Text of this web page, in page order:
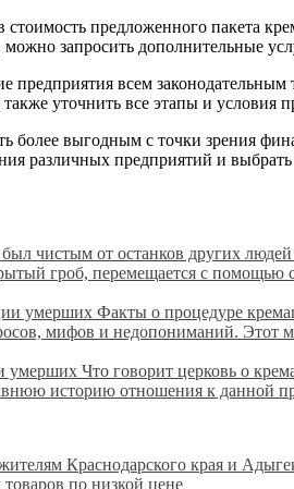
стоимость предложенного пакета
запросить дополнительные
предприятия всем
уточнить все этапы и
более выгодным с точки зрения
различных предприятий и
чистым от останков других людей
гроб, перемещается с помощью
умерших Факты о процедуре
мифов и недопониманий. Этот
умерших Что говорит церковь о
историю отношения к данной
Краснодарского края и
по низкой цене